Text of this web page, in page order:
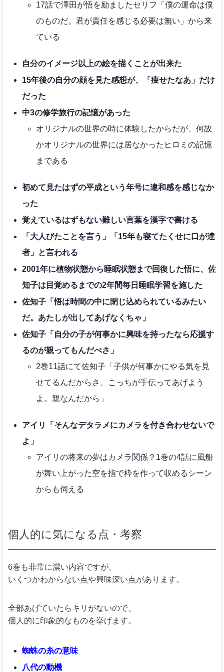
17話で澤田が悟を励ましたセリフ「僕の運命は僕
のものだ。君が責任を感じる必要は無い」から来
ている
自分のイメージ以上の絵を描くことが出来た
15年後の自分の顔を見た感想が、「痩せたなあ」だけ
だった
中3の修学旅行の記憶があった
オリジナルの世界の時に体験したからだが、何故
かオリジナルの世界には居なかったヒロミの記憶
まである
初めて見たはずの平成という年号に違和感を感じなか
った
覚えているはずもない難しい言葉を漢字で書ける
「大人びたことを言う」「15年も寝てたくせに口が達
者」と言われる
2001年に植物状態から睡眠状態まで回復した悟に、佐
知子は目覚めるまでの2年間毎日睡眠学習を施した
佐知子「悟は時間の中に閉じ込められているみたい
だ。あたしが出してあげなくちゃ」
佐知子「自分の子が何事かに興味を持ったなら応援す
るのが親ってもんだべさ」
2巻11話にて佐知子「子供が何事かにやる気を見
せてるんだからさ、こっちが手伝ってあげよう
よ。親なんだから」
アイリ「そんなデタラメにカメラを付き合わせないで
よ」
アイリの将来の夢はカメラ関係？1巻の4話に風船
が舞い上がった空を指で枠を作って収めるシーン
からも伺える
個人的に気になる点・考察
6巻も非常に濃い内容ですが、
いくつかわからない点や興味深い点があります。
全部あげていたらキリがないので、
個人的に印象的なものを挙げます。
蜘蛛の糸の意味
八代の動機